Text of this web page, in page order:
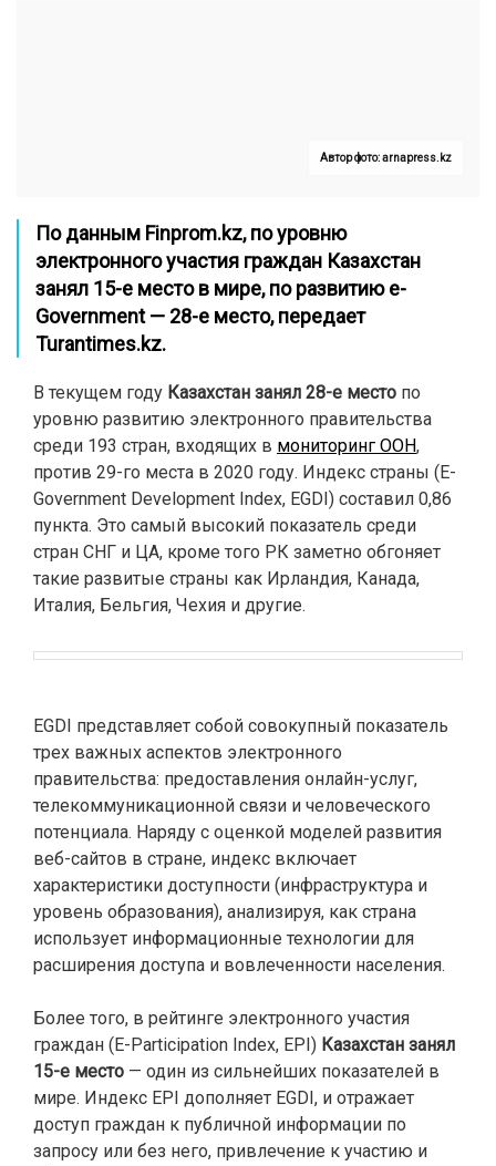
Автор фото: arnapress.kz
По данным Finprom.kz, по уровню
электронного участия граждан Казахстан
занял 15-е место в мире, по развитию e-
Government — 28-е место, передает
Turantimes.kz.
В текущем году Казахстан занял 28-е место по
уровню развитию электронного правительства
среди 193 стран, входящих в мониторинг ООН,
против 29-го места в 2020 году. Индекс страны (E-
Government Development Index, EGDI) составил 0,86
пункта. Это самый высокий показатель среди
стран СНГ и ЦА, кроме того РК заметно обгоняет
такие развитые страны как Ирландия, Канада,
Италия, Бельгия, Чехия и другие.
EGDI представляет собой совокупный показатель
трех важных аспектов электронного
правительства: предоставления онлайн-услуг,
телекоммуникационной связи и человеческого
потенциала. Наряду с оценкой моделей развития
веб-сайтов в стране, индекс включает
характеристики доступности (инфраструктура и
уровень образования), анализируя, как страна
использует информационные технологии для
расширения доступа и вовлеченности населения.
Более того, в рейтинге электронного участия
граждан (E-Participation Index, EPI) Казахстан занял
15-е место — один из сильнейших показателей в
мире. Индекс EPI дополняет EGDI, и отражает
доступ граждан к публичной информации по
запросу или без него, привлечение к участию и